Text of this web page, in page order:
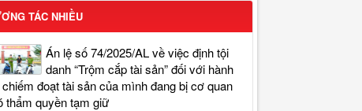
TÁC NHIỀU
Án lệ số 74/2025/AL về việc định tội
danh “Trộm cắp tài sản” đối với hành
đoạt tài sản của mình đang bị cơ quan
thẩm quyền tạm giữ